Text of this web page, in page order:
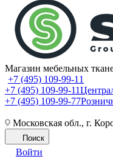
Магазин мебельных
+7 (495) 109-99-11
+7 (495) 109-99-11
+7 (495) 109-99-77
Московская обл., г.
Поиск
Войти